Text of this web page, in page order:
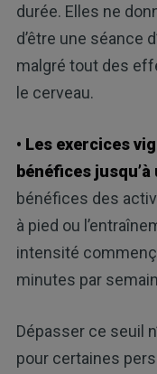
durée. Elles ne
d’être une séance
malgré tout des
le cerveau.
• Les exercices
bénéfices
bénéfices des
à pied ou
intensité
minutes par
Dépasser ce seuil
pour certaines